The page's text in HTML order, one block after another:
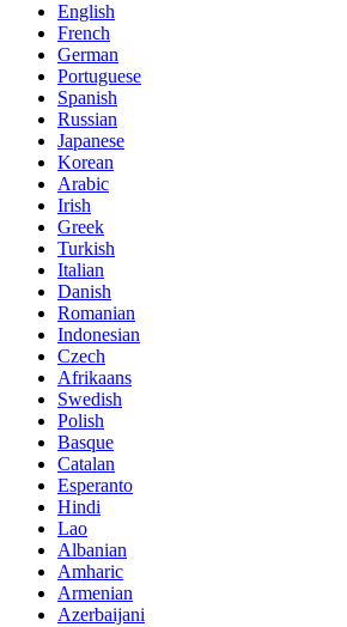
English
French
German
Portuguese
Spanish
Russian
Japanese
Korean
Arabic
Irish
Greek
Turkish
Italian
Danish
Romanian
Indonesian
Czech
Afrikaans
Swedish
Polish
Basque
Catalan
Esperanto
Hindi
Lao
Albanian
Amharic
Armenian
Azerbaijani